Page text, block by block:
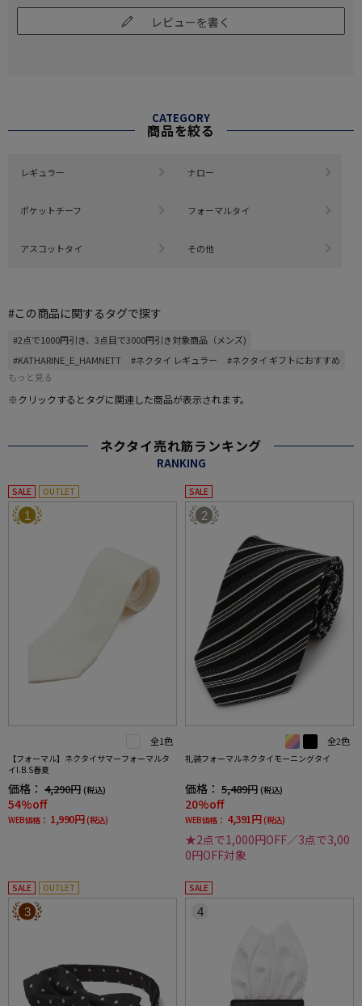
レビューを書く
CATEGORY
商品を絞る
レギュラー ナロー
ポケットチーフ フォーマルタイ
アスコットタイ その他
#この商品に関するタグで探す
#2点で1000円引き、3点目で3000円引き対象商品（メンズ)
#KATHARINE_E_HAMNETT
#ネクタイ レギュラー
#ネクタイ ギフトにおすすめ
もっと見る
※クリックするとタグに関連した商品が表示されます。
ネクタイ売れ筋ランキング
RANKING
SALE OUTLET
1
全1色
【フォーマル】ネクタイサマーフォーマルタ
イI.B.S春夏
価格： 4,290円 (税込)
54%off
WEB価格： 1,990円 (税込)
SALE
2
全2色
礼装フォーマルネクタイモーニングタイ
価格： 5,489円 (税込)
20%off
WEB価格： 4,391円 (税込)
★2点で1,000円OFF／3点で3,00
0円OFF対象
SALE OUTLET
3
SALE
4